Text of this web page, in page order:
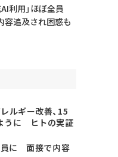
利用」ほぼ全員
追及され困惑も
ルギー改善、15
うに ヒトの実証
員に 面接で内容